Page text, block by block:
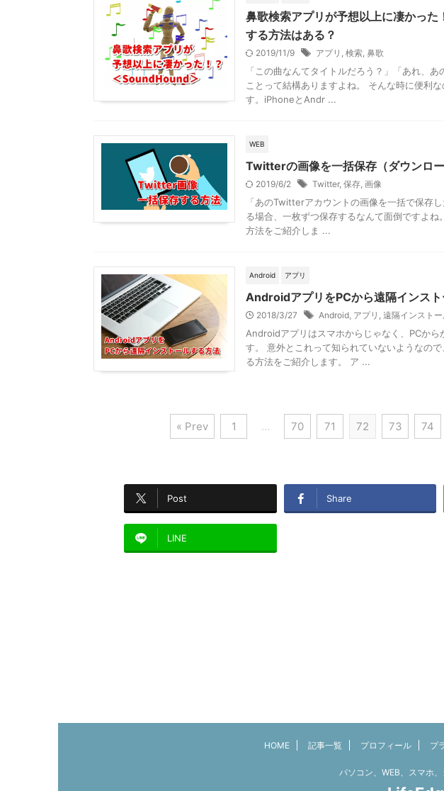
鼻歌検索アプリが予想以上に凄かっ
する方法はある？
2019/11/9 アプリ , 検索, 鼻歌
「この曲なんてタイトルだろう？」「あれ、
ことって結構ありますよね。 そんな時に便利
す。iPhoneとAndr ...
WEB
Twitterの画像を一括保存（ダウンロ
2019/6/2 Twitter, 保存, 画像
「あのTwitterアカウントの画像を一括で保存
る場合、一枚ずつ保存するなんて面倒ですよ
方法をご紹介しま ...
Android アプリ
AndroidアプリをPCから遠隔インス
2018/3/27 Android, アプリ , 遠隔インスト
Androidアプリはスマホからじゃなく、PCから
す。 意外とこれって知られていないようなの
る方法をご紹介します。 ア ...
« Prev 1 … 70 71 72 73 74
Post Share
LINE
HOME 記事一覧 プロフィール プ
パソコン、WEB、スマホ